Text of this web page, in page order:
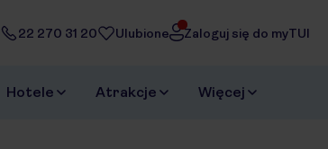
22 270 31 20 Ulubione Zaloguj się do myTUI
Hotele Atrakcje Więcej